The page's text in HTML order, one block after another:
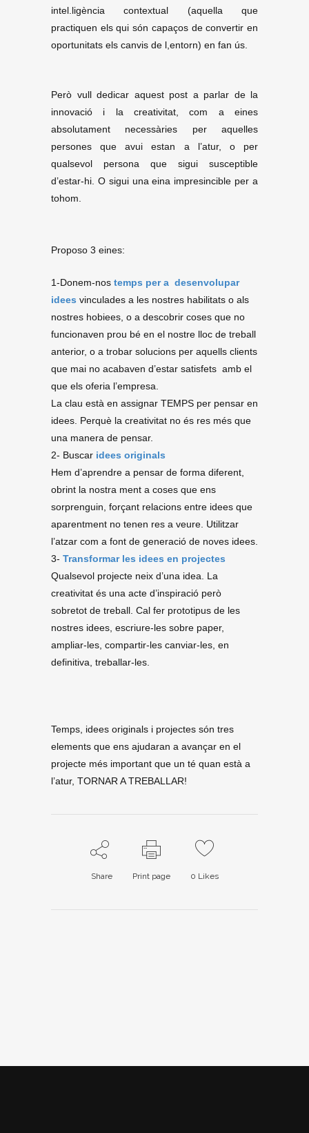
intel.ligència contextual (aquella que
practiquen els qui són capaços de convertir en
oportunitats els canvis de l,entorn) en fan ús.
Però vull dedicar aquest post a parlar de la
innovació i la creativitat, com a eines
absolutament necessàries per aquelles
persones que avui estan a l’atur, o per
qualsevol persona que sigui susceptible
d’estar-hi. O sigui una eina impresincible per a
tohom.
Proposo 3 eines:
1-Donem-nos temps per a desenvolupar
idees vinculades a les nostres habilitats o als
nostres hobiees, o a descobrir coses que no
funcionaven prou bé en el nostre lloc de treball
anterior, o a trobar solucions per aquells clients
que mai no acabaven d’estar satisfets amb el
que els oferia l’empresa.
La clau està en assignar TEMPS per pensar en
idees. Perquè la creativitat no és res més que
una manera de pensar.
2- Buscar idees originals
Hem d’aprendre a pensar de forma diferent,
obrint la nostra ment a coses que ens
sorprenguin, forçant relacions entre idees que
aparentment no tenen res a veure. Utilitzar
l’atzar com a font de generació de noves idees.
3- Transformar les idees en projectes
Qualsevol projecte neix d’una idea. La
creativitat és una acte d’inspiració però
sobretot de treball. Cal fer prototipus de les
nostres idees, escriure-les sobre paper,
ampliar-les, compartir-les canviar-les, en
definitiva, treballar-les.
Temps, idees originals i projectes són tres
elements que ens ajudaran a avançar en el
projecte més important que un té quan està a
l’atur, TORNAR A TREBALLAR!
Share Print page 0 Likes